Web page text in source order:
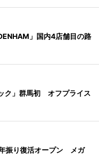
」国内4店舗目の路
ク」群馬初 オフプライス
振り復活オープン メガ